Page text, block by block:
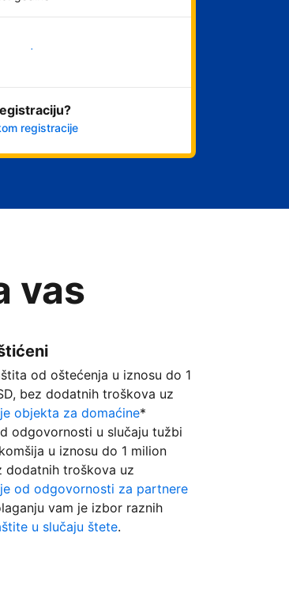
odmah
registracije
vas
od oštećenja u iznosu do 1
bez dodatnih troškova uz
objekta za domaćine*
odgovornosti u slučaju tužbi
u iznosu do 1 milion
dodatnih troškova uz
od odgovornosti za partnere
vam je izbor raznih
u slučaju štete.